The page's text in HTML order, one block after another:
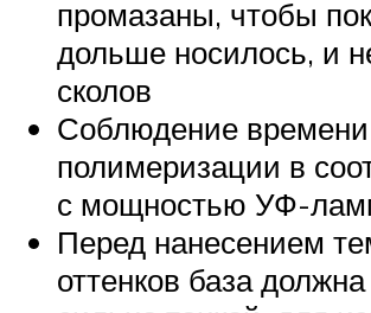
промазаны, чтобы
дольше носилось, и
сколов
Соблюдение времени
полимеризации в
с мощностью УФ-
Перед нанесением
оттенков база